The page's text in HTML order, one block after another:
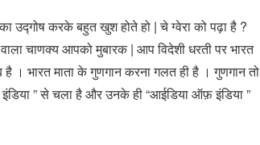
उद्गोष करके बहुत खुश होते हो | चे ग्वेरा को पढ़ा है ?
चाणक्य आपको मुबारक | आप विदेशी धरती पर भारत
भारत माता के गुणगान करना गलत ही है । गुणगान तो
” से चला है और उनके ही “आईडिया ऑफ़ इंडिया ”